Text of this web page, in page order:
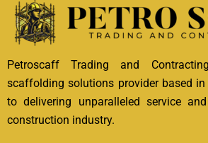
Petroscaff Trading and
scaffolding solutions provider based in
to delivering unparalleled service
construction industry.